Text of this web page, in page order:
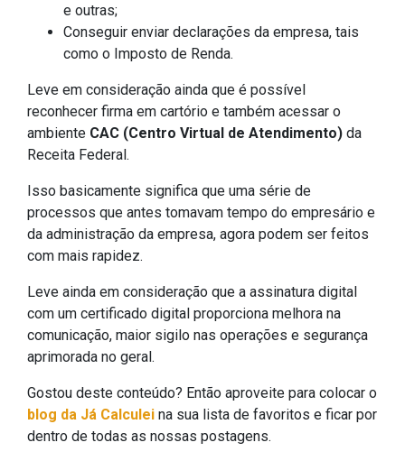
e outras;
Conseguir enviar declarações da empresa, tais
como o Imposto de Renda.
Leve em consideração ainda que é possível
reconhecer firma em cartório e também acessar o
ambiente CAC (Centro Virtual de Atendimento) da
Receita Federal.
Isso basicamente significa que uma série de
processos que antes tomavam tempo do empresário e
da administração da empresa, agora podem ser feitos
com mais rapidez.
Leve ainda em consideração que a assinatura digital
com um certificado digital proporciona melhora na
comunicação, maior sigilo nas operações e segurança
aprimorada no geral.
Gostou deste conteúdo? Então aproveite para colocar o
blog da Já Calculei na sua lista de favoritos e ficar por
dentro de todas as nossas postagens.